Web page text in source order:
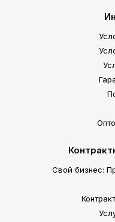
Свой бизнес: